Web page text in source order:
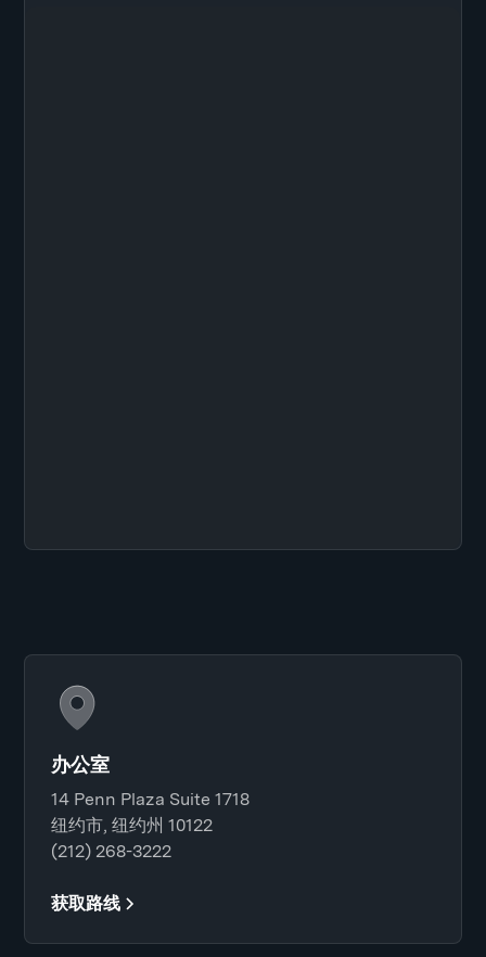
办公室
14 Penn Plaza Suite 1718
纽约市, 纽约州 10122
(212) 268-3222
获取路线